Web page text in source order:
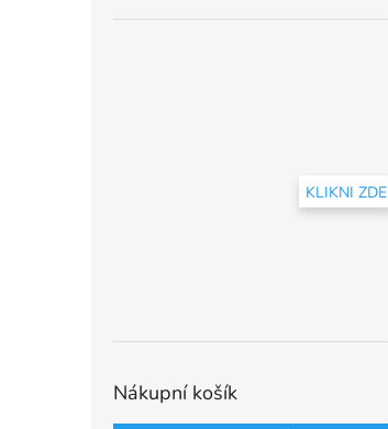
KLIKNI ZDE
Nákupní košík